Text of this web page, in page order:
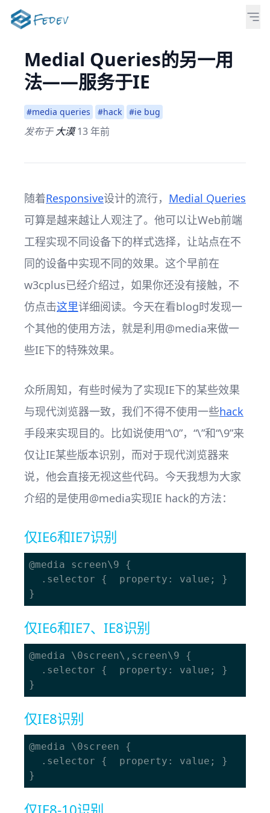
Medial Queries的另一用
法——服务于IE
#media queries #hack #ie bug
发布于大漠13 年前
随着Responsive设计的流行， Medial Queries
可算是越来越让人观注了。他可以让Web前端
工程实现不同设备下的样式选择，让站点在不
同的设备中实现不同的效果。这个早前在
w3cplus已经介绍过，如果你还没有接触，不
仿点击这里详细阅读。今天在看blog时发现一
个其他的使用方法，就是利用@media来做一
些IE下的特殊效果。
众所周知，有些时候为了实现IE下的某些效果
与现代浏览器一致，我们不得不使用一些hack
手段来实现目的。比如说使用“\0”，“\”和“\9”来
仅让IE某些版本识别，而对于现代浏览器来
说，他会直接无视这些代码。今天我想为大家
介绍的是使用@media实现IE hack的方法：
仅IE6和IE7识别
@media screen\9 {
仅IE6和IE7、IE8识别
@media \0screen\,screen\9 {
仅IE8识别
@media \0screen {